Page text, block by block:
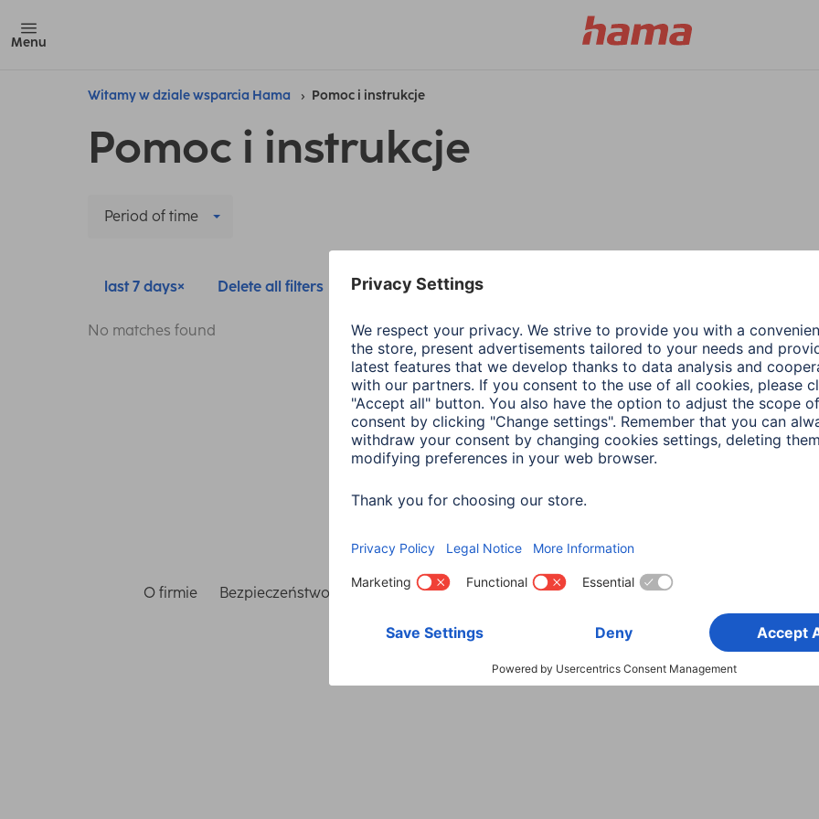
Menu
Witamy w dziale wsparcia Hama Pomoc i instrukcje
Pomoc i instrukcje
Period of time
last 7 days Delete all filters
No matches found
Wybierz kraj
O firmie Bezpieczeństwo i ochrona danych Warunki gwarancji Deklaracje zgodności